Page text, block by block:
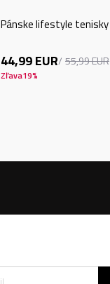
Pánske lifestyle tenisky
44,99EUR 55,99EUR
Zľava19%